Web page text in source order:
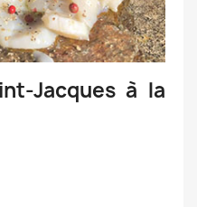
Jacques à la